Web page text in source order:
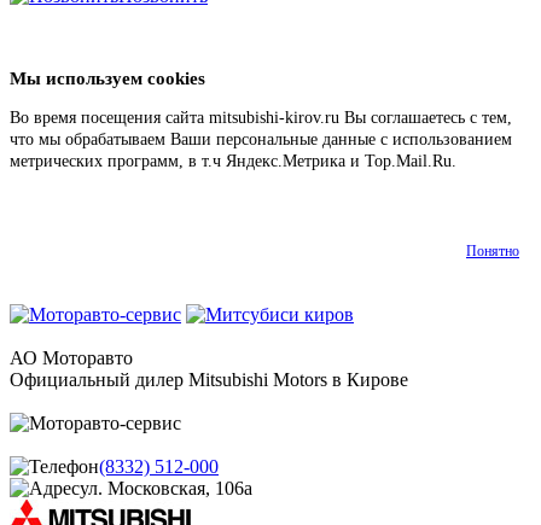
Мы используем cookies
Во время посещения сайта mitsubishi-kirov.ru Вы соглашаетесь с тем,
что мы обрабатываем Ваши персональные данные с использованием
метрических программ, в т.ч Яндекс.Метрика и Top.Mail.Ru.
Понятно
АО Моторавто
Официальный дилер Mitsubishi Motors в Кирове
(8332) 512-000
ул. Московская, 106а